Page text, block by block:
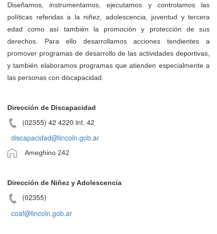
Diseñamos, instrumentamos, ejecutamos y controlamos las
políticas referidas a la niñez, adolescencia, juventud y tercera
edad como así también la promoción y protección de sus
derechos. Para ello desarrollamos acciones tendientes a
promover programas de desarrollo de las actividades deportivas,
y también elaboramos programas que atienden especialmente a
las personas con discapacidad.
Dirección de Discapacidad
(02355) 42 4220 int. 42
discapacidad@lincoln.gob.ar
Ameghino 242
Dirección de Niñez y Adolescencia
(02355)
coaf@lincoln.gob.ar